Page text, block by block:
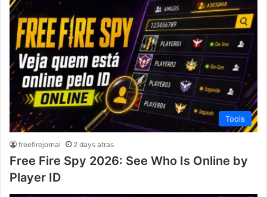
Tools
freefirejornal 2 days atras
Free Fire Spy 2026: See Who Is Online by
Player ID